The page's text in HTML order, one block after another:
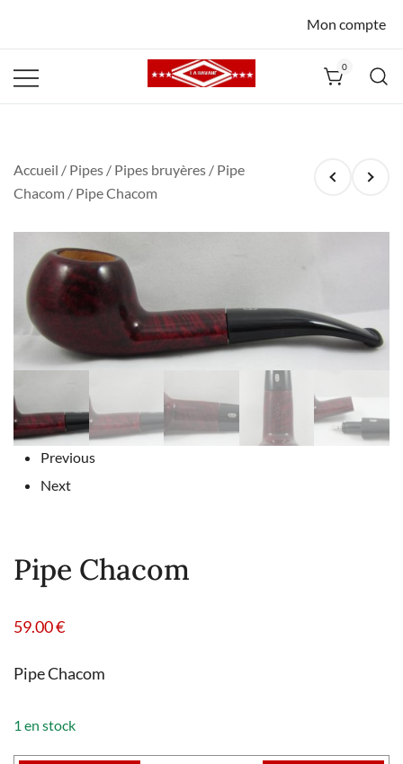
Mon compte
0
Accueil / Pipes / Pipes bruyères / Pipe
Chacom / Pipe Chacom
Previous
Next
Pipe Chacom
59.00€
Pipe Chacom
1 en stock